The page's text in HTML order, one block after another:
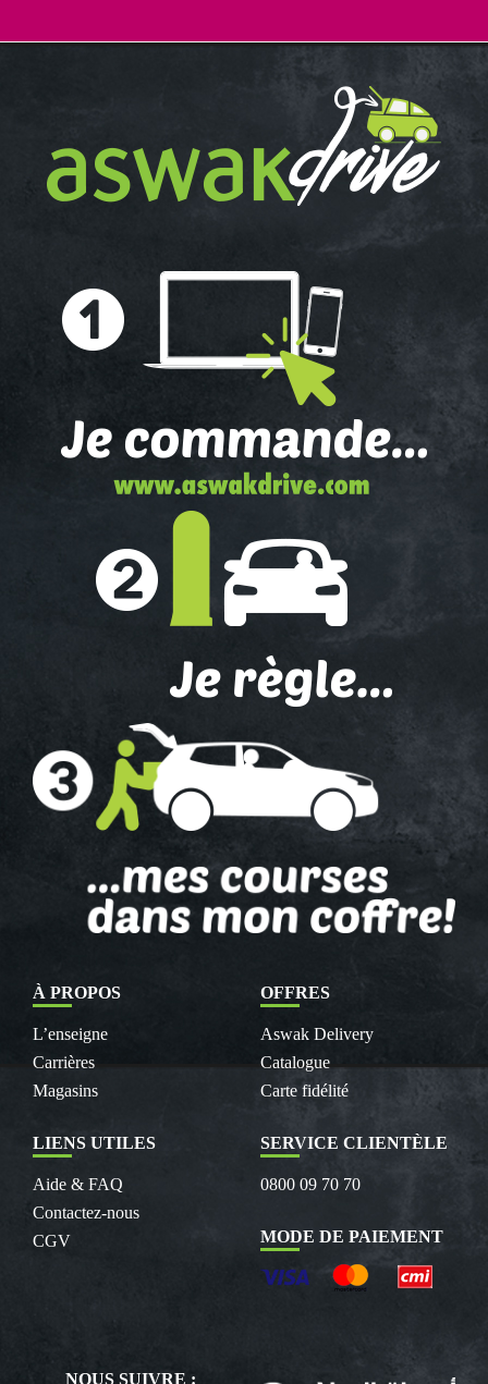
À PROPOS
L’enseigne
Carrières
Magasins
OFFRES
Aswak Delivery
Catalogue
Carte fidélité
LIENS UTILES
Aide & FAQ
Contactez-nous
CGV
SERVICE CLIENTÈLE
0800 09 70 70
MODE DE PAIEMENT
NOUS SUIVRE :